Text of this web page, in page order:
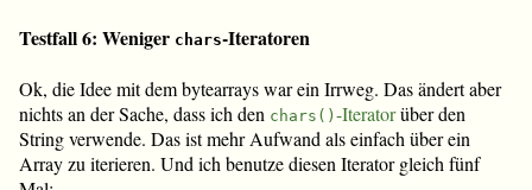
Testfall 6: Weniger chars-Iteratoren
Ok, die Idee mit dem bytearrays war ein Irrweg. Das ändert aber
nichts an der Sache, dass ich den chars() -Iteratorüber den
String verwende. Das ist mehr Aufwand als einfach über ein
Array zu iterieren. Und ich benutze diesen Iterator gleich fünf